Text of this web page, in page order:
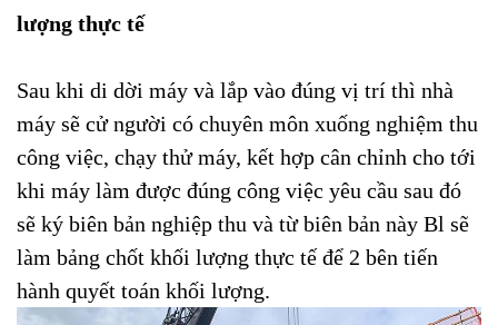
lượng thực tế
Sau khi di dời máy và lắp vào đúng vị trí thì nhà
máy sẽ cử người có chuyên môn xuống nghiệm thu
công việc, chạy thử máy, kết hợp cân chỉnh cho tới
khi máy làm được đúng công việc yêu cầu sau đó
sẽ ký biên bản nghiệp thu và từ biên bản này Bl sẽ
làm bảng chốt khối lượng thực tế để 2 bên tiến
hành quyết toán khối lượng.